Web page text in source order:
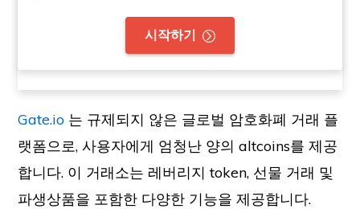
시작하기
Gate.io 는 규제되지 않은 글로벌 암호화폐 거래 플
랫폼으로, 사용자에게 엄청난 양의 altcoins를 제공
합니다. 이 거래소는 레버리지 token, 선물 거래 및
파생상품을 포함한 다양한 기능을 제공합니다.